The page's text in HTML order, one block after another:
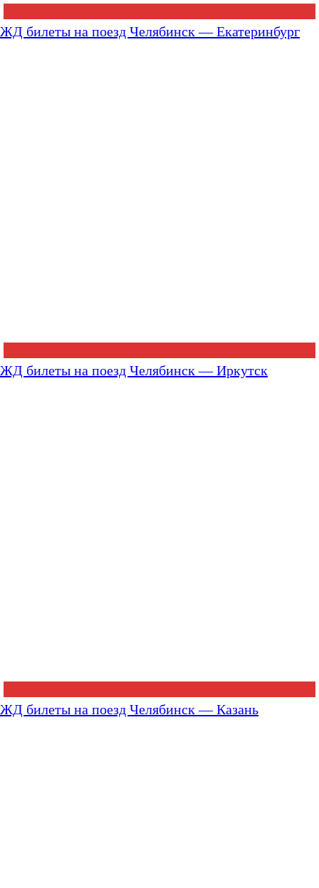
ЖД билеты на поезд Челябинск — Екатеринбург
ЖД билеты на поезд Челябинск — Иркутск
ЖД билеты на поезд Челябинск — Казань